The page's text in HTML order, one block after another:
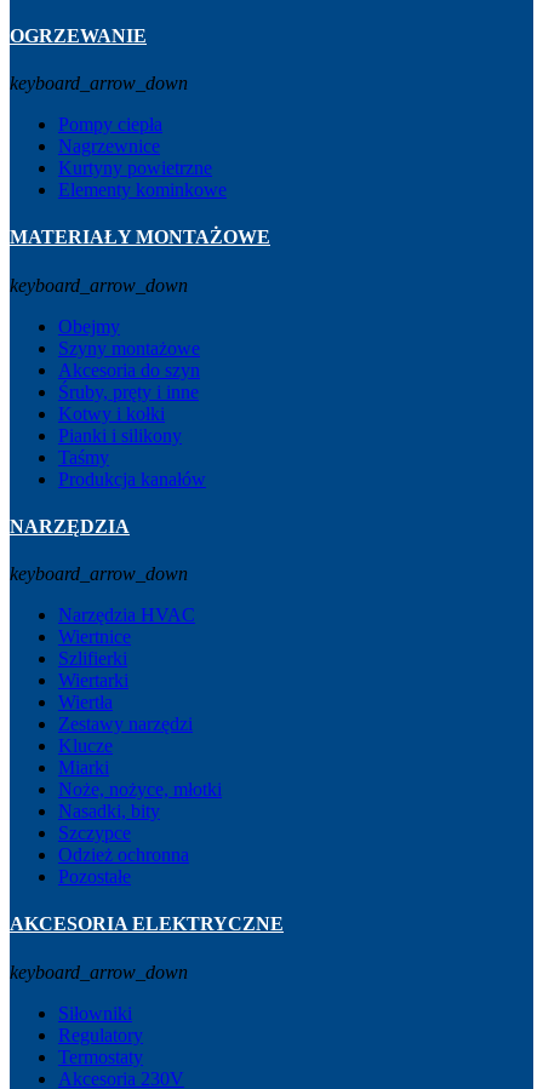
OGRZEWANIE
keyboard_arrow_down
Pompy ciepła
Nagrzewnice
Kurtyny powietrzne
Elementy kominkowe
MATERIAŁY MONTAŻOWE
keyboard_arrow_down
Obejmy
Szyny montażowe
Akcesoria do szyn
Śruby, pręty i inne
Kotwy i kołki
Pianki i silikony
Taśmy
Produkcja kanałów
NARZĘDZIA
keyboard_arrow_down
Narzędzia HVAC
Wiertnice
Szlifierki
Wiertarki
Wiertła
Zestawy narzędzi
Klucze
Miarki
Noże, nożyce, młotki
Nasadki, bity
Szczypce
Odzież ochronna
Pozostałe
AKCESORIA ELEKTRYCZNE
keyboard_arrow_down
Siłowniki
Regulatory
Termostaty
Akcesoria 230V